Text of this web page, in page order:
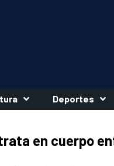
Deportes
en cuerpo